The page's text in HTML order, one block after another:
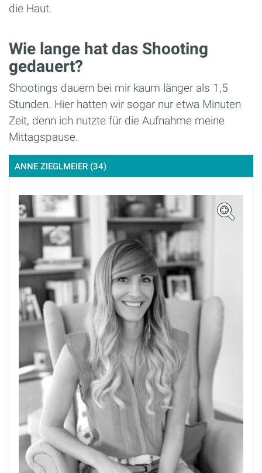
die Haut.
Wie lange hat das Shooting
gedauert?
Shootings dauern bei mir kaum länger als 1,5
Stunden. Hier hatten wir sogar nur etwa Minuten
Zeit, denn ich nutzte für die Aufnahme meine
Mittagspause.
ANNE ZIEGLMEIER (34)